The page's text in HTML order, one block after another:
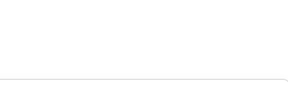
常の宅地と異なる成分を含んでいる可能性に注意しなければなり
漁の拠点である小川原湖へ資材や油が流出しないよう、最大限